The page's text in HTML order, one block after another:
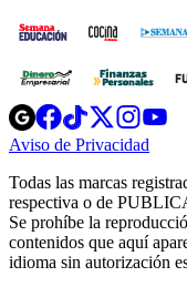
Opens
in
new
Opens
in
new
Opens
in
new
window
Opens
new
Aviso de Privacidad
new
Todas las marcas
respectiva o de
Se prohíbe la
contenidos que aquí
idioma sin autorización